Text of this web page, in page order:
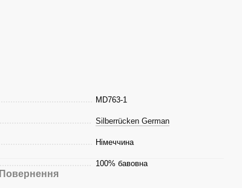
MD763-1
Silberrücken German
Німеччина
100% бавовна
Повернення